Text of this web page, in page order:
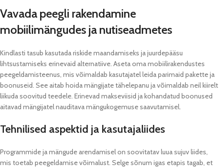
Vavada peegli rakendamine
mobiilimängudes ja nutiseadmetes
Kindlasti tasub kasutada riskide maandamiseks ja juurdepääsu
lihtsustamiseks erinevaid alternatiive. Aseta oma mobiilirakendustes
peegeldamisteenus, mis võimaldab kasutajatel leida parimaid pakette ja
boonuseid. See aitab hoida mängijate tähelepanu ja võimaldab neil kiirelt
liikuda soovitud teedele. Erinevad makseviisid ja kohandatud boonused
aitavad mängijatel nauditava mängukogemuse saavutamisel.
Tehnilised aspektid ja kasutajaliides
Programmide ja mängude arendamisel on soovitatav luua sujuv liides,
mis toetab peegeldamise võimalust. Selge sõnum igas etapis tagab, et